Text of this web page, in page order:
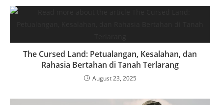
The Cursed Land: Petualangan, Kesalahan, dan
Rahasia Bertahan di Tanah Terlarang
August 23, 2025